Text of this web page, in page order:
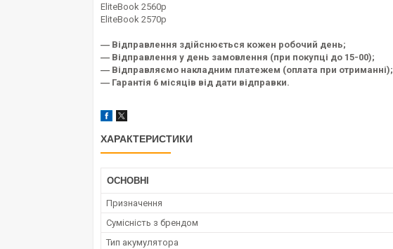
EliteBook 2560p
EliteBook 2570p
― Відправлення здійснюється кожен робочий день;
― Відправлення у день замовлення (при покупці до 15-00);
― Відправляємо накладним платежем (оплата при отриманні);
― Гарантія 6 місяців від дати відправки.
ХАРАКТЕРИСТИКИ
ОСНОВНІ
Призначення
Сумісність з брендом
Тип акумулятора